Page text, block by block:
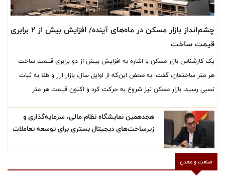
چشم‌انداز بازار مسکن در ماه‌های آینده/ افزایش بیش از ۲ برابری
قیمت ساخت
یک کارشناس بازار مسکن با اشاره به افزایش بیش از دو برابری قیمت ساخت
هر متر ساختمان، گفت: به محض این‌که از اوایل سال، بازار ارز و طلا به ثبات
نسبی رسید، بازار مسکن نیز شروع به حرکت کرد و اکنون قیمت هر متر
هجدهمین نمایشگاه نظام مالی، سرمایه‌گذاری و
زیرساخت‌های دیجیتال بستری برای توسعه تعاملات
صنعت و معدن